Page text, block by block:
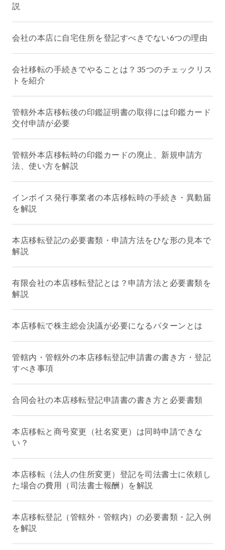
説
会社の本店に自宅住所を登記すべきでない6つの理由
会社移転の手続きでやることは？35つのチェックリス
トを紹介
管轄外本店移転後の印鑑証明書の取得には印鑑カード
交付申請が必要
管轄外本店移転時の印鑑カードの廃止、新規申請方
法、使い方を解説
インボイス発行事業者の本店移転時の手続き・異動届
を解説
本店移転登記の必要書類・申請方法をひな形の見本で
解説
有限会社の本店移転登記とは？申請方法と必要書類を
解説
本店移転で株主総会決議が必要になるパターンとは
管轄内・管轄外の本店移転登記申請書の書き方・登記
すべき事項
合同会社の本店移転登記申請書の書き方と必要書類
本店移転と商号変更（社名変更）は同時申請できな
い？
本店移転（法人の住所変更）登記を司法書士に依頼し
た場合の費用（司法書士報酬）を解説
本店移転登記（管轄外・管轄内）の必要書類・記入例
を解説